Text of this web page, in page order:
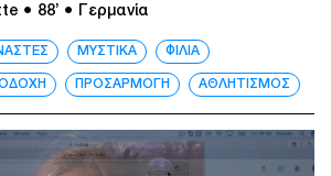
● 88’ ● Γερμανία
ΜΥΣΤΙΚΑ ΦΙΛΙΑ
ΠΡΟΣΑΡΜΟΓΗ ΑΘΛΗΤΙΣΜΟΣ